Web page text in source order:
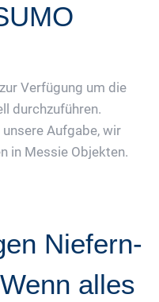
Verfügung um die
durchzuführen.
Aufgabe, wir
in Messie Objekten.
Niefern-
alles